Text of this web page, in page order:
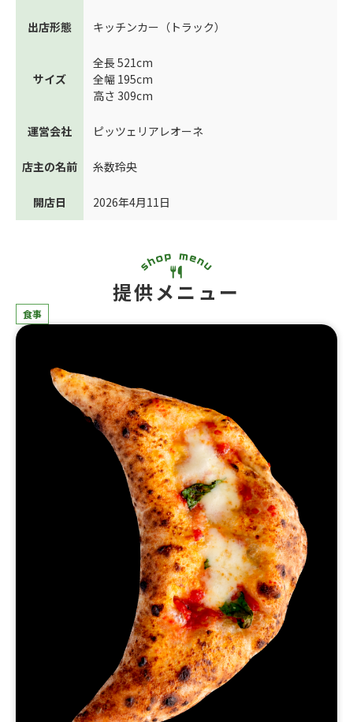
出店形態 キッチンカー（トラック）
サイズ
全長 521cm
全幅 195cm
高さ 309cm
運営会社 ピッツェリアレオーネ
店主の名前 糸数玲央
開店日 2026年4月11日
提供メニュー
食事